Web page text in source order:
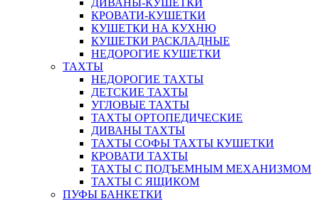
ДИВАНЫ-КУШЕТКИ
КРОВАТИ-КУШЕТКИ
КУШЕТКИ НА КУХНЮ
КУШЕТКИ РАСКЛАДНЫЕ
НЕДОРОГИЕ КУШЕТКИ
ТАХТЫ
НЕДОРОГИЕ ТАХТЫ
ДЕТСКИЕ ТАХТЫ
УГЛОВЫЕ ТАХТЫ
ТАХТЫ ОРТОПЕДИЧЕСКИЕ
ДИВАНЫ ТАХТЫ
ТАХТЫ СОФЫ ТАХТЫ КУШЕТКИ
КРОВАТИ ТАХТЫ
ТАХТЫ С ПОДЪЕМНЫМ МЕХАНИЗМОМ
ТАХТЫ С ЯЩИКОМ
ПУФЫ БАНКЕТКИ